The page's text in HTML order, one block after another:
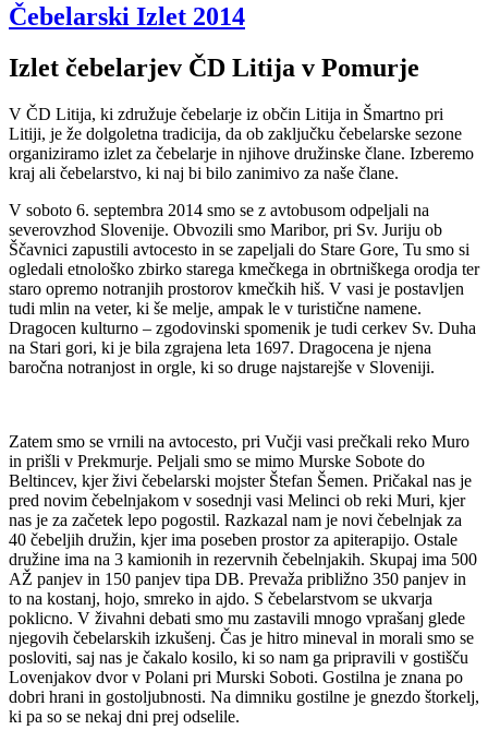
Čebelarski Izlet 2014
Izlet čebelarjev ČD Litija v Pomurje
V ČD Litija, ki združuje čebelarje iz občin Litija in Šmartno pri
Litiji, je že dolgoletna tradicija, da ob zaključku čebelarske sezone
organiziramo izlet za čebelarje in njihove družinske člane. Izberemo
kraj ali čebelarstvo, ki naj bi bilo zanimivo za naše člane.
V soboto 6. septembra 2014 smo se z avtobusom odpeljali na
severovzhod Slovenije. Obvozili smo Maribor, pri Sv. Juriju ob
Ščavnici zapustili avtocesto in se zapeljali do Stare Gore, Tu smo si
ogledali etnološko zbirko starega kmečkega in obrtniškega orodja ter
staro opremo notranjih prostorov kmečkih hiš. V vasi je postavljen
tudi mlin na veter, ki še melje, ampak le v turistične namene.
Dragocen kulturno – zgodovinski spomenik je tudi cerkev Sv. Duha
na Stari gori, ki je bila zgrajena leta 1697. Dragocena je njena
baročna notranjost in orgle, ki so druge najstarejše v Sloveniji.
Zatem smo se vrnili na avtocesto, pri Vučji vasi prečkali reko Muro
in prišli v Prekmurje. Peljali smo se mimo Murske Sobote do
Beltincev, kjer živi čebelarski mojster Štefan Šemen. Pričakal nas je
pred novim čebelnjakom v sosednji vasi Melinci ob reki Muri, kjer
nas je za začetek lepo pogostil. Razkazal nam je novi čebelnjak za
40 čebeljih družin, kjer ima poseben prostor za apiterapijo. Ostale
družine ima na 3 kamionih in rezervnih čebelnjakih. Skupaj ima 500
AŽ panjev in 150 panjev tipa DB. Prevaža približno 350 panjev in
to na kostanj, hojo, smreko in ajdo. S čebelarstvom se ukvarja
poklicno. V živahni debati smo mu zastavili mnogo vprašanj glede
njegovih čebelarskih izkušenj. Čas je hitro mineval in morali smo se
posloviti, saj nas je čakalo kosilo, ki so nam ga pripravili v gostišču
Lovenjakov dvor v Polani pri Murski Soboti. Gostilna je znana po
dobri hrani in gostoljubnosti. Na dimniku gostilne je gnezdo štorkelj,
ki pa so se nekaj dni prej odselile.